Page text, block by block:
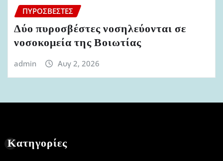
ΠΥΡΟΣΒΈΣΤΕΣ
Δύο πυροσβέστες νοσηλεύονται σε
νοσοκομεία της Βοιωτίας
admin Αυγ 2, 2026
Κατηγορίες